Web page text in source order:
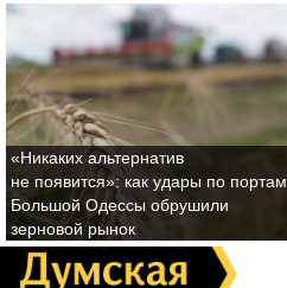
«Никаких альтернатив
не появится»: как удары по портам
Большой Одессы обрушили
зерновой рынок